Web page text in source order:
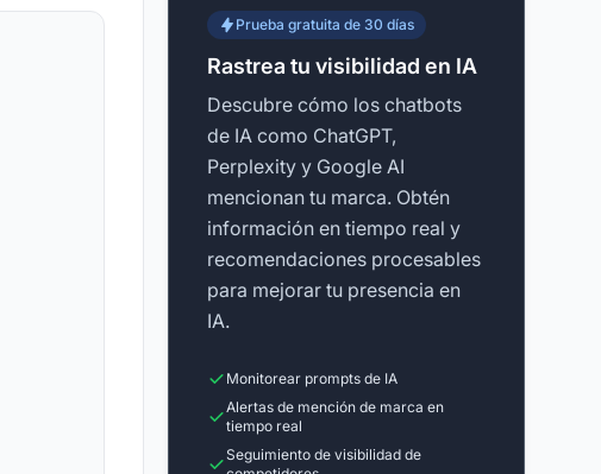
Prueba gratuita de 30 días
Rastrea tu visibilidad en IA
Descubre cómo los chatbots
de IA como ChatGPT,
Perplexity y Google AI
mencionan tu marca. Obtén
información en tiempo real y
recomendaciones procesables
para mejorar tu presencia en
IA.
Monitorear prompts de IA
Alertas de mención de marca en
tiempo real
Seguimiento de visibilidad de